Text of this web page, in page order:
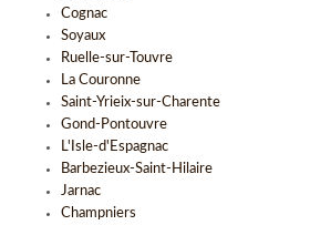
Cognac
Soyaux
Ruelle-sur-Touvre
La Couronne
Saint-Yrieix-sur-Charente
Gond-Pontouvre
L'Isle-d'Espagnac
Barbezieux-Saint-Hilaire
Jarnac
Champniers